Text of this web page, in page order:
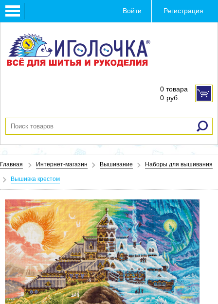
Toggle
navigation
Войти Регистрация
0 товара
0 руб.
Главная Интернет-магазин Вышивание Наборы для вышивания
Вышивка крестом